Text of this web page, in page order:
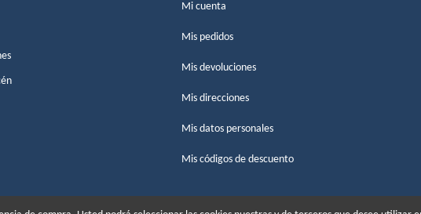
Mi cuenta
Mis pedidos
Mis devoluciones
Mis direcciones
Mis datos personales
Mis códigos de descuento